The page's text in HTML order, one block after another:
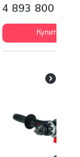
4 893 800 сум
Купить